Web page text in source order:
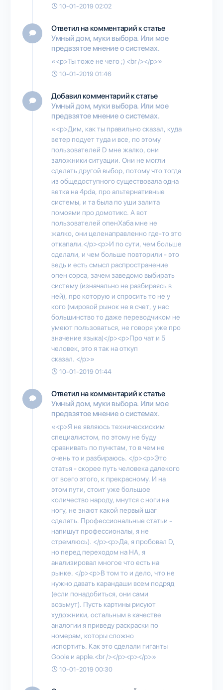
10-01-2019 02:02
Ответил на комментарий к статье
Умный дом, муки выбора. Или мое
предвзятое мнение о системах.
«<p>Ты тоже не чего ;) <br /></p>»
10-01-2019 01:46
Добавил комментарий к статье
Умный дом, муки выбора. Или мое
предвзятое мнение о системах.
«<p>Дим, как ты правильно сказал, куда
ветер подует туда и все, по этому
пользователей D мне жалко, они
заложники ситуации. Они не могли
сделать другой выбор, потому что тогда
из общедоступного существовала одна
ветка на 4pda, про альтернативные
системы, и та была по уши залита
помоями про домотикс. А вот
пользователей опенХаба мне не
жалко, они целенаправленно где-то это
откапали.</p><p>И по сути, чем больше
сделали, и чем больше повторили - это
ведь и есть смысл распространение
опен сорса, зачем заведомо выбирать
систему (изначально не разбираясь в
ней), про которую и спросить то не у
кого (мировой рынок не в счет, у нас
большинство то даже переводчиком не
умеют пользоваться, не говоря уже про
значение языка)</p><p>Про чат и 5
человек, это я так на откуп
сказал. </p>»
10-01-2019 01:44
Ответил на комментарий к статье
Умный дом, муки выбора. Или мое
предвзятое мнение о системах.
«<p>Я не являюсь техническиским
специалистом, по этому не буду
сравнивать по пунктам, то в чем не
очень то и разбираюсь. </p><p>Это
статья - скорее путь человека далекого
от всего этого, к прекрасному. И на
этом пути, стоит уже большое
количество народу, мнутся с ноги на
ногу, не знают какой первый шаг
сделать. Профессиональные статьи -
напишут профессионалы, я не
стремлюсь). </p><p>Да, я пробовал D,
но перед переходом на НА, я
анализировал многое что есть на
рынке. </p><p>В том то и дело, что не
нужно давать карандаши всем подряд
(если понадобиться, они сами
возьмут). Пусть картины рисуют
художники, остальным в качестве
аналогии я приведу раскраски по
номерам, которы сложно
испортить. Как это сделали гиганты
Goole и apple.<br /></p><p></p>»
10-01-2019 00:30